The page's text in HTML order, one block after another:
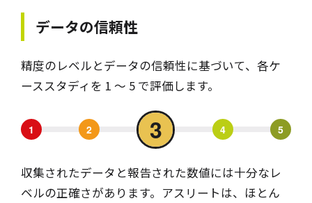
データの信頼性
精度のレベルとデータの信頼性に基づいて、各ケ
ーススタディを 1 ～ 5 で評価します。
1 2 3 4 5
収集されたデータと報告された数値には十分なレ
ベルの正確さがあります。アスリートは、ほとん